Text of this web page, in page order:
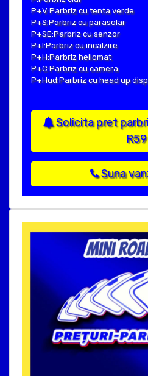
P+V:Parbriz cu tenta verde
P+S:Parbriz cu parasolar
P+SE:Parbriz cu senzor
P+I:Parbriz cu incalzire
P+H:Parbriz heliomat
P+C:Parbriz cu camera
P+Hud:Parbriz cu head up
Solicita pret
R59
Suna